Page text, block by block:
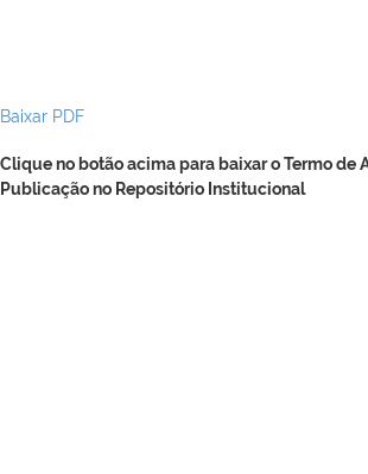
Baixar PDF
Clique no botão acima para baixar o Termo de
Publicação no Repositório Institucional